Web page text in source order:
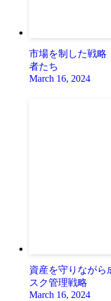
市場を制した戦略
者たち
March 16, 2024
資産を守りながら
スク管理戦略
March 16, 2024